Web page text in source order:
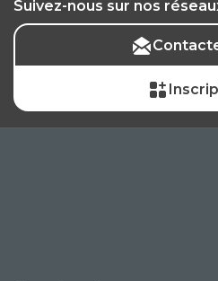
Suivez-nous sur nos